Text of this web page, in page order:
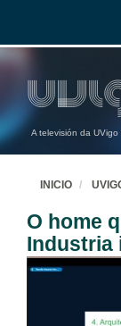
A televisión da
INICIO
O home
Industria